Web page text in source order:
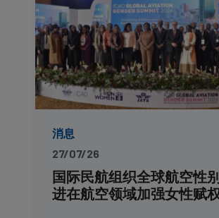
消息
27/07/26
国际民航组织全球航空性
进在航空领域加强女性赋